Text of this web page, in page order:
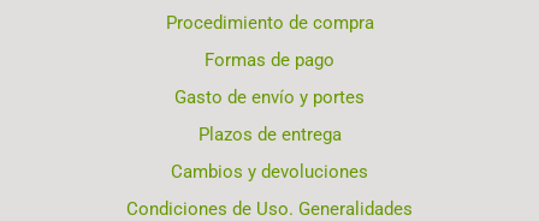
Procedimiento de compra
Formas de pago
Gasto de envío y portes
Plazos de entrega
Cambios y devoluciones
Condiciones de Uso. Generalidades